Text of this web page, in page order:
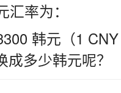
率为：
韩元（1
多少韩元呢？